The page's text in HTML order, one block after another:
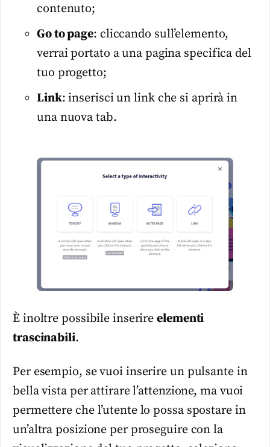
contenuto;
Go to page: cliccando sull’elemento,
verrai portato a una pagina specifica del
tuo progetto;
Link: inserisci un link che si aprirà in
una nuova tab.
È inoltre possibile inserireelementi
trascinabili.
Per esempio, se vuoi inserire un pulsante in
bella vista per attirare l’attenzione, ma vuoi
permettere che l’utente lo possa spostare in
un’altra posizione per proseguire con la